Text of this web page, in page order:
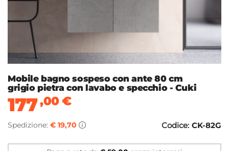
Mobile bagno sospeso con ante 80 cm
grigio pietra con lavabo e specchio - Cuki
177,00€
Spedizione: € 19,70 Codice: CK-82G